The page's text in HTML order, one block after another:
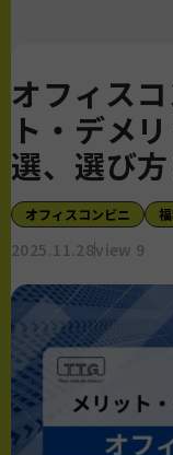
オフィス
ト・デメ
選、選び
オフィスコンビニ
2025.11.28view 9